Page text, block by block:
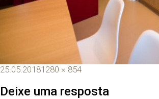
25.05.20181280 × 854
Deixe uma resposta